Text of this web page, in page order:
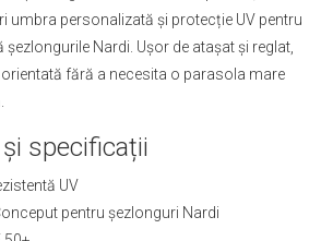
umbra personalizată și protecție UV pentru
Nardi. Ușor de atașat și reglat,
fără a necesita o parasola mare
specificații
UV
pentru șezlonguri Nardi